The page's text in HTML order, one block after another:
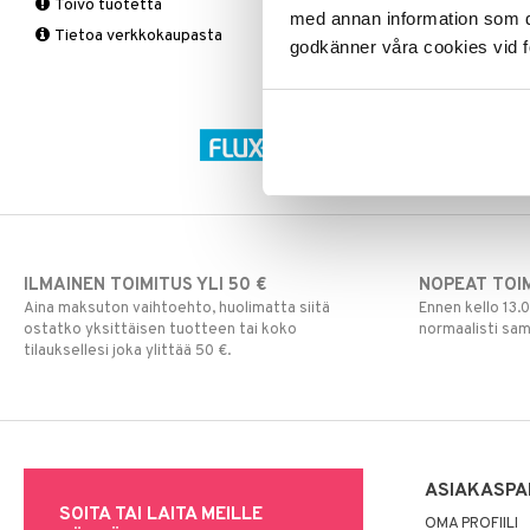
med annan information som
godkänner våra cookies vid
Tukisukat
Polvisukat
Yliherkkyys ruoalle
Laktoori-intoleranssi
tukkoisuus
Kromi
Magnesium
Toivo tuotetta
Tietoa verkkokaupasta
ILMAINEN TOIMITUS YLI 50 €
Aina maksuton vaihtoehto, huolimatta siitä
ostatko yksittäisen tuotteen tai koko
tilauksellesi joka ylittää 50 €.
NOPEAT
Ennen kello
normaalisti
SOITA TAI LAITA MEILLE
OMA PROFIILI